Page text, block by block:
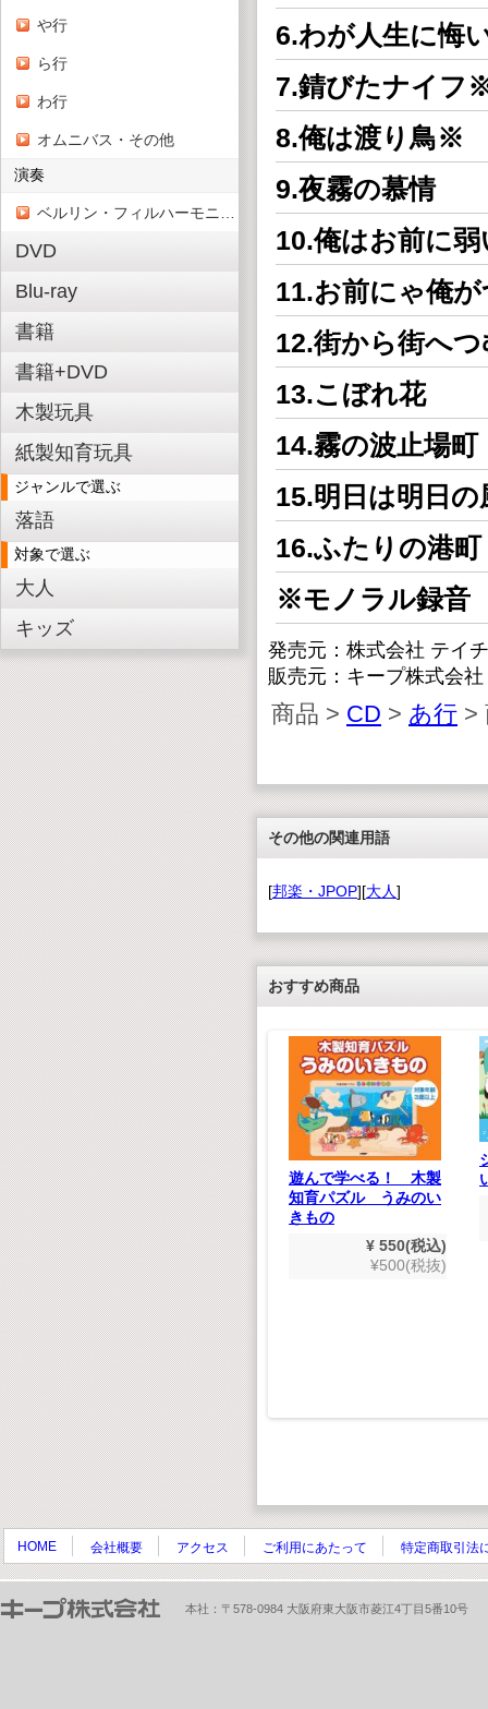
や行
ら行
わ行
オムニバス・その他
演奏
DVD
Blu-ray
書籍
書籍+DVD
木製玩具
紙製知育玩具
ジャンルで選ぶ
落語
対象で選ぶ
大人
キッズ
6.わが人生に悔
7.錆びたナイフ
8.俺は渡り鳥※
9.夜霧の慕情
10.俺はお前に
11.お前にゃ俺
12.街から街へ
13.こぼれ花
14.霧の波止場町
15.明日は明日
16.ふたりの港
※モノラル録音
発売元：株式会社 テイ
販売元：キープ株式会社
商品 > CD > あ行 >
その他の関連用語
[邦楽・JPOP][大人]
おすすめ商品
の唄
税込)
税抜)
木製エスカレーター式
コースター クラフト
キット
¥ 1,628(税込)
¥1,480(税抜)
遊んで学べる！ 木製
知育パズル うみのい
きもの
¥ 550(税込)
¥500(税抜)
HOME 会社概要 アクセス ご利用にあたって 特定商取引法
本社：〒578-0984 大阪府東大阪市菱江4丁目5番10号